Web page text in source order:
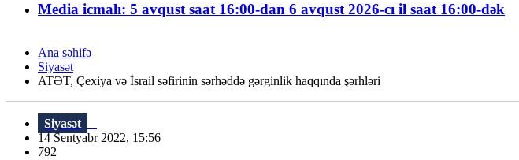
Media icmalı: 5 avqust saat 16:00-dan 6 avqust 2026-cı il saat 16:00-dək
Ana səhifə
Siyasət
ATƏT, Çexiya və İsrail səfirinin sərhəddə gərginlik haqqında şərhləri
Siyasət
14 Sentyabr 2022, 15:56
792